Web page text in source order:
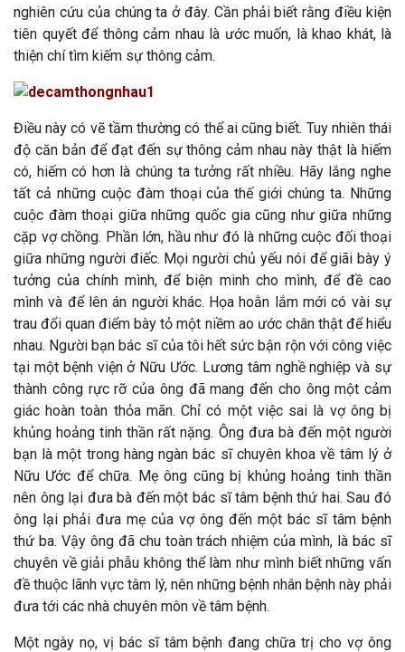
nghiên cứu của chúng ta ở đây. Cần phải biết rằng điều kiện
tiên quyết để thông cảm nhau là ước muốn, là khao khát, là
thiện chí tìm kiếm sự thông cảm.
Điều này có vẽ tầm thường có thể ai cũng biết. Tuy nhiên thái
độ căn bản để đạt đến sự thông cảm nhau này thật là hiếm
có, hiếm có hơn là chúng ta tưởng rất nhiều. Hãy lắng nghe
tất cả những cuộc đàm thoại của thế giới chúng ta. Những
cuộc đàm thoại giữa những quốc gia cũng như giữa những
cặp vợ chồng. Phần lớn, hầu như đó là những cuộc đối thoại
giữa những người điếc. Mọi người chủ yếu nói để giãi bày ý
tưởng của chính mình, để biện minh cho mình, để đề cao
mình và để lên án người khác. Họa hoằn lắm mới có vài sự
trau đổi quan điểm bày tỏ một niềm ao ước chân thật để hiểu
nhau. Người bạn bác sĩ của tôi hết sức bận rộn với công việc
tại một bệnh viện ở Nữu Ước. Lương tâm nghề nghiệp và sự
thành công rực rỡ của ông đã mang đến cho ông một cảm
giác hoàn toàn thỏa mãn. Chỉ có một việc sai là vợ ông bị
khủng hoảng tinh thần rất nặng. Ông đưa bà đến một người
bạn là một trong hàng ngàn bác sĩ chuyên khoa về tâm lý ở
Nữu Ước để chữa. Mẹ ông cũng bị khủng hoảng tinh thần
nên ông lại đưa bà đến một bác sĩ tâm bệnh thứ hai. Sau đó
ông lại phải đưa mẹ của vợ ông đến một bác sĩ tâm bệnh
thứ ba. Vậy ông đã chu toàn trách nhiệm của mình, là bác sĩ
chuyên về giải phẫu không thể làm như mình biết những vấn
đề thuộc lãnh vực tâm lý, nên những bệnh nhân bệnh này phải
đưa tới các nhà chuyên môn về tâm bệnh.
Một ngày nọ, vị bác sĩ tâm bệnh đang chữa trị cho vợ ông